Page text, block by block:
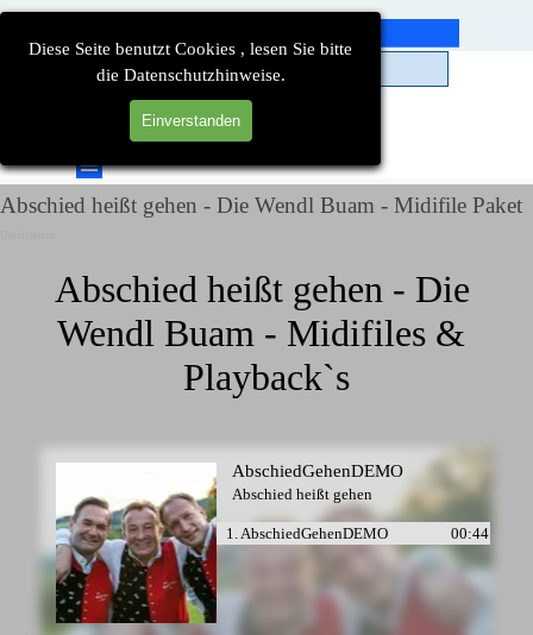
Diese Seite benutzt Cookies , lesen Sie bitte
die Datenschutzhinweise.
Einverstanden
Direkt zum Seiteninhalt
Menü überspringen
Abschied heißt gehen - Die Wendl Buam - Midifile Paket
Abschied heißt gehen - Die
Wendl Buam - Midifiles &
Playback`s
AbschiedGehenDEMO
Abschied heißt gehen
1. AbschiedGehenDEMO 00:44